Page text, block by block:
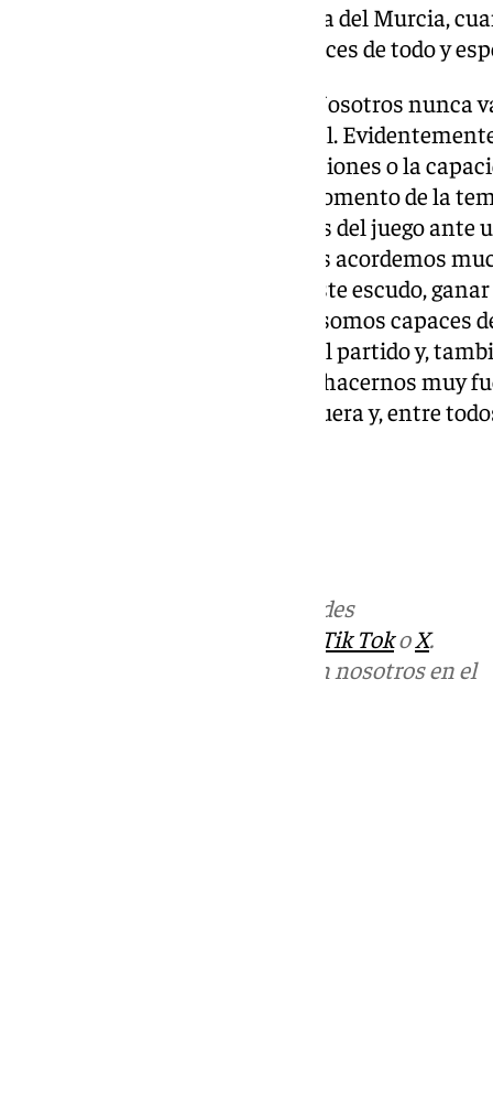
y nos ayuda mucho. Lo dije el día del Murcia,
todos vamos a una, somos capaces de todo y
«Nosotros nunca
intentar quitarle el balón al rival.
estructura que tenga, las intenciones o la
capaces de hacerlo allí en un momento de la
muy fuertes y muy dominadores del juego ante
ganar en Madrid. Ya dije que nos acordemos
veces vamos a conseguir, con este escudo,
fuimos capaces de hacerlo allí, somos capaces
nosotros cómo interpretemos el partido y,
nosotros es vital. Tenemos que hacernos muy
vuelta que cuesta tanto ganar fuera y, entre
en las redes
Tik TokoX.
Puedes ponerte en contacto con nosotros en el